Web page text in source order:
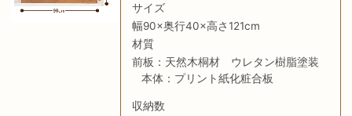
サイズ
幅90×奥行40×高さ121cm
材質
前板：天然木桐材 ウレタン樹脂塗装
本体：プリント紙化粧合板
収納数